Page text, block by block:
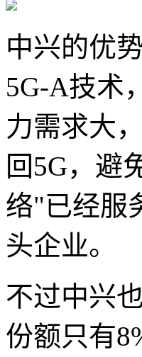
中兴的优
5G-A技术
力需求大
回5G，避
络"已经服
头企业。
不过中兴
份额只有